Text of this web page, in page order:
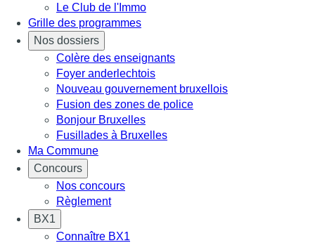
Le Club de l'Immo
Grille des programmes
Nos dossiers
Colère des enseignants
Foyer anderlechtois
Nouveau gouvernement bruxellois
Fusion des zones de police
Bonjour Bruxelles
Fusillades à Bruxelles
Ma Commune
Concours
Nos concours
Règlement
BX1
Connaître BX1